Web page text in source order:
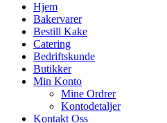
Hjem
Bakervarer
Bestill Kake
Catering
Bedriftskunde
Butikker
Min Konto
Mine Ordrer
Kontodetaljer
Kontakt Oss